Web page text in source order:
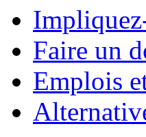
Faire un
Emplois